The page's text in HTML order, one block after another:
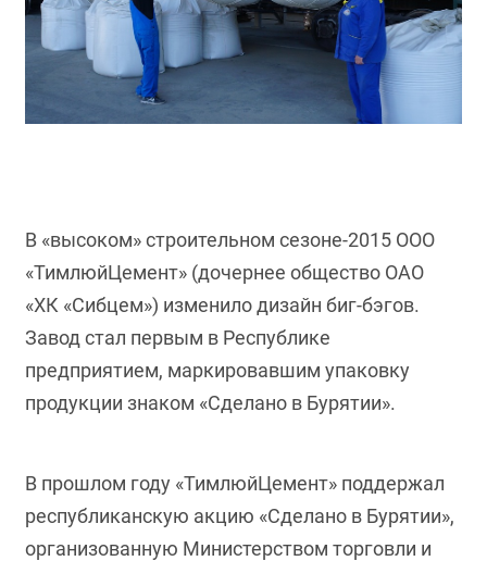
В «высоком» строительном сезоне-2015 ООО
«ТимлюйЦемент» (дочернее общество ОАО
«ХК «Сибцем») изменило дизайн биг-бэгов.
Завод стал первым в Республике
предприятием, маркировавшим упаковку
продукции знаком «Сделано в Бурятии».
В прошлом году «ТимлюйЦемент» поддержал
республиканскую акцию «Сделано в Бурятии»,
организованную Министерством торговли и